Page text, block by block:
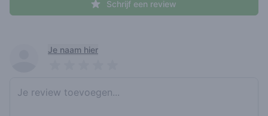
Schrijf een review
Recent reviews
Je naam hier